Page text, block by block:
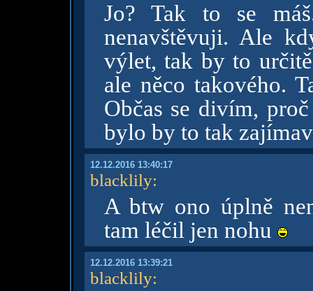
Jo? Tak to se
nenavštěvuji. Ale
výlet, tak by to
ale něco takového.
Občas se divím,
bylo by to tak
12.12.2016 13:40:17
blacklily:
A btw ono úplně
tam léčil jen nohu
12.12.2016 13:39:21
blacklily: